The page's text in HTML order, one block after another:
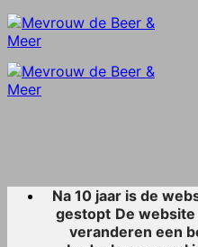
Skip
to
content
Na 10 jaar is de
gestopt De
veranderen een